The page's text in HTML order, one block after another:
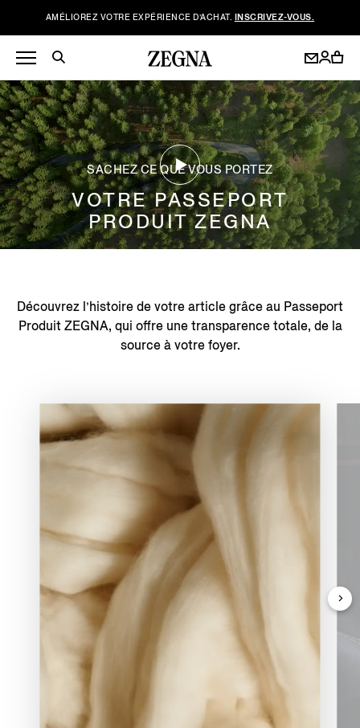
AMÉLIOREZ VOTRE EXPÉRIENCE D’ACHAT. INSCRIVEZ-VOUS.
SACHEZ CE QUE VOUS PORTEZ
VOTRE PASSEPORT
PRODUIT ZEGNA
Découvrez l’histoire de votre article grâce au Passeport
Produit ZEGNA, qui offre une transparence totale, de la
source à votre foyer.